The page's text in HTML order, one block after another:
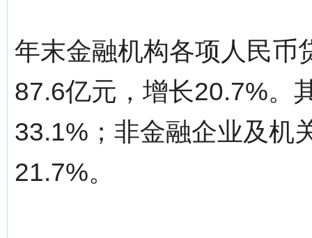
年末金融机构各项人民币
87.6亿元，增长20.7%。
33.1%；非金融企业及机
21.7%。